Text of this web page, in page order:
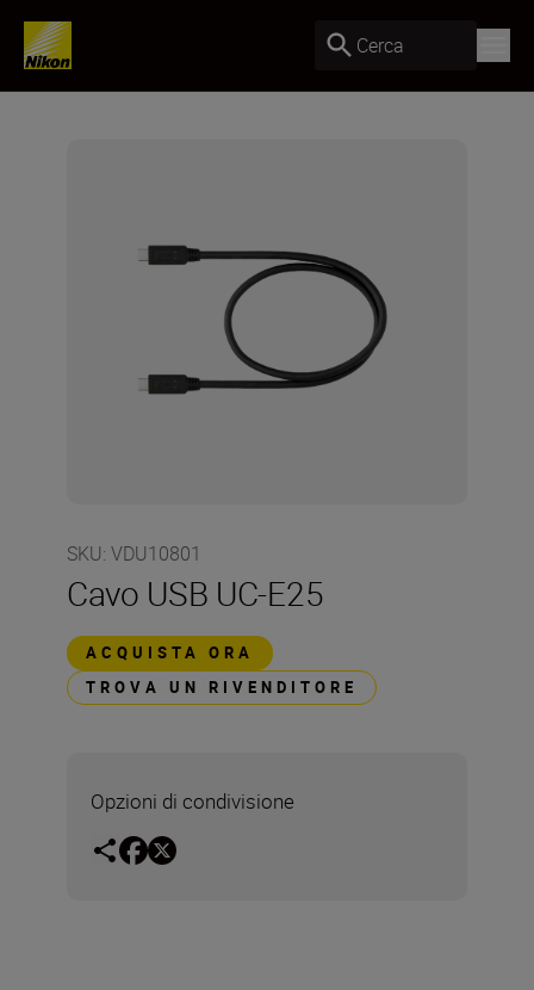
Cerca
SKU: VDU10801
Cavo USB UC-E25
ACQUISTA ORA
TROVA UN RIVENDITORE
Opzioni di condivisione